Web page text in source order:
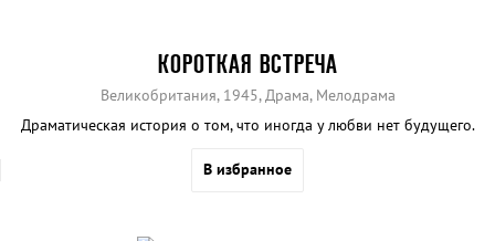
КОРОТКАЯ ВСТРЕЧА
Великобритания, 1945, Драма, Мелодрама
Драматическая история о том, что иногда у любви нет будущего.
В избранное